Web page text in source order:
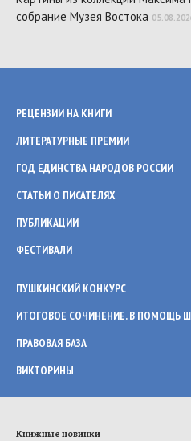
собрание Музея Востока
РЕЦЕНЗИИ НА КНИГИ
ЛИТЕРАТУРНЫЕ ПРЕМИИ
ГОД ЕДИНСТВА НАРОДОВ РОССИИ
СТАТЬИ О ПИСАТЕЛЯХ
ПУБЛИКАЦИИ
ФЕСТИВАЛИ
ПУШКИНСКИЙ КОНКУРС
ИТОГОВОЕ СОЧИНЕНИЕ. В ПОМОЩЬ
ПРАВОВАЯ БАЗА
ВИКТОРИНЫ
Книжные новинки